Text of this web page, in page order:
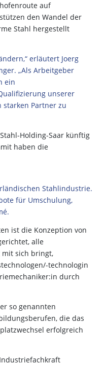
auf
den Wandel der
Stahl hergestellt
erläutert Joerg
„Als Arbeitgeber
ein
unserer
Partner zu
Holding-Saar künftig
haben die
Stahlindustrie.
für Umschulung,
ist die Konzeption von
alle
mit sich bringt,
technologin
durch
so genannten
die das
erfolgreich